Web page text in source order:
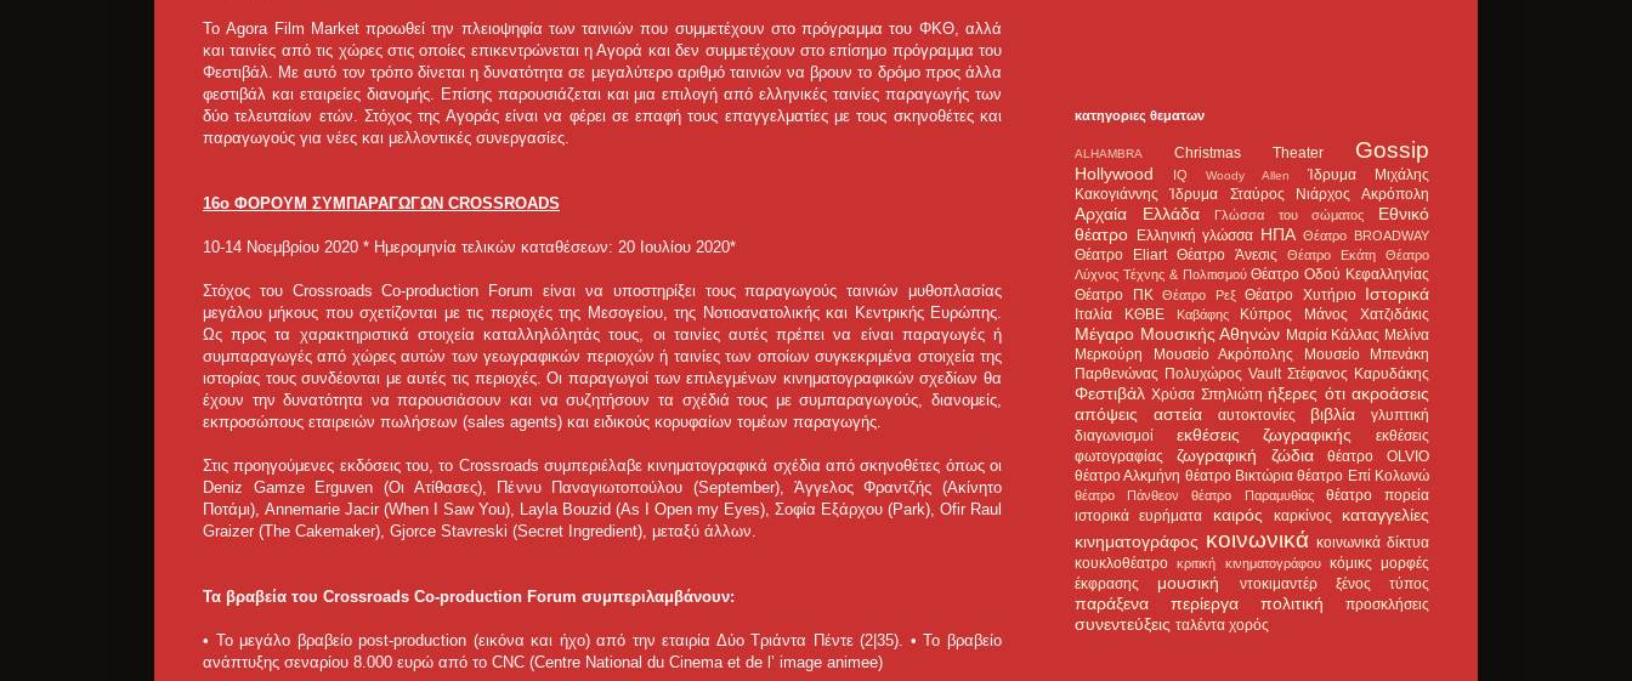
Το Agora Film Market προωθεί την πλειοψηφία των ταινιών που συμμετέχουν στο πρόγραμμα του ΦΚΘ, αλλά
και ταινίες από τις χώρες στις οποίες επικεντρώνεται η Αγορά και δεν συμμετέχουν στο επίσημο πρόγραμμα του
Φεστιβάλ. Με αυτό τον τρόπο δίνεται η δυνατότητα σε μεγαλύτερο αριθμό ταινιών να βρουν το δρόμο προς άλλα
φεστιβάλ και εταιρείες διανομής. Επίσης παρουσιάζεται και μια επιλογή από ελληνικές ταινίες παραγωγής των
δύο τελευταίων ετών. Στόχος της Αγοράς είναι να φέρει σε επαφή τους επαγγελματίες με τους σκηνοθέτες και
παραγωγούς για νέες και μελλοντικές συνεργασίες.
16ο ΦΟΡΟΥΜ ΣΥΜΠΑΡΑΓΩΓΩΝ CROSSROADS
10-14 Νοεμβρίου 2020 * Ημερομηνία τελικών καταθέσεων: 20 Ιουλίου 2020*
Στόχος του Crossroads Co-production Forum είναι να υποστηρίξει τους παραγωγούς ταινιών μυθοπλασίας
μεγάλου μήκους που σχετίζονται με τις περιοχές της Μεσογείου, της Νοτιοανατολικής και Κεντρικής Ευρώπης.
Ως προς τα χαρακτηριστικά στοιχεία καταλληλόλητάς τους, οι ταινίες αυτές πρέπει να είναι παραγωγές ή
συμπαραγωγές από χώρες αυτών των γεωγραφικών περιοχών ή ταινίες των οποίων συγκεκριμένα στοιχεία της
ιστορίας τους συνδέονται με αυτές τις περιοχές. Οι παραγωγοί των επιλεγμένων κινηματογραφικών σχεδίων θα
έχουν την δυνατότητα να παρουσιάσουν και να συζητήσουν τα σχέδιά τους με συμπαραγωγούς, διανομείς,
εκπροσώπους εταιρειών πωλήσεων (sales agents) και ειδικούς κορυφαίων τομέων παραγωγής.
Στις προηγούμενες εκδόσεις του, το Crossroads συμπεριέλαβε κινηματογραφικά σχέδια από σκηνοθέτες όπως οι
Deniz Gamze Erguven (Οι Ατίθασες), Πέννυ Παναγιωτοπούλου (September), Άγγελος Φραντζής (Ακίνητο
Ποτάμι), Annemarie Jacir (When I Saw You), Layla Bouzid (As I Open my Eyes), Σοφία Εξάρχου (Park), Ofir Raul
Graizer (The Cakemaker), Gjorce Stavreski (Secret Ingredient), μεταξύ άλλων.
Τα βραβεία του Crossroads Co-production Forum συμπεριλαμβάνουν:
• Το μεγάλο βραβείο post-production (εικόνα και ήχο) από την εταιρία Δύο Τριάντα Πέντε (2|35). • Το βραβείο
ανάπτυξης σεναρίου 8.000 ευρώ από το CNC (Centre National du Cinema et de l’ image animee)
κατηγοριες θεματων
ALHAMBRA Christmas Theater Gossip
Hollywood IQ Woody Allen
Ίδρυμα Μιχάλης
Κακογιάννης
Ίδρυμα Σταύρος Νιάρχος Ακρόπολη
Αρχαία Ελλάδα Γλώσσα του σώματος
Εθνικό
θέατρο Ελληνική γλώσσα ΗΠΑ Θέατρο BROADWAY
Θέατρο Eliart Θέατρο Άνεσις Θέατρο Εκάτη
Θέατρο
Λύχνος Τέχνης & Πολιτισμού Θέατρο Οδού Κεφαλληνίας
Θέατρο ΠΚ
Θέατρο Ρεξ Θέατρο Χυτήριο Ιστορικά
Ιταλία ΚΘΒΕ Καβάφης Κύπρος Μάνος Χατζιδάκις
Μέγαρο Μουσικής Αθηνών Μαρία Κάλλας Μελίνα
Μερκούρη
Μουσείο Ακρόπολης
Μουσείο Μπενάκη
Παρθενώνας Πολυχώρος Vault Στέφανος Καρυδάκης
Φεστιβάλ Χρύσα Σπηλιώτη ήξερες ότι ακροάσεις
απόψεις
αστεία αυτοκτονίες βιβλία
γλυπτική
διαγωνισμοί
εκθέσεις ζωγραφικής
εκθέσεις
φωτογραφίας
ζωγραφική ζώδια
θέατρο OLVIO
θέατρο Αλκμήνη θέατρο Βικτώρια θέατρο Επί Κολωνώ
θέατρο Πάνθεον θέατρο Παραμυθίας
θέατρο πορεία
ιστορικά ευρήματα
καιρός καρκίνος
καταγγελίες
κινηματογράφος κοινωνικά κοινωνικά δίκτυα
κουκλοθέατρο
κριτική κινηματογράφου κόμικς μορφές
έκφρασης
μουσική ντοκιμαντέρ ξένος τύπος
παράξενα περίεργα πολιτική προσκλήσεις
συνεντεύξεις ταλέντα χορός